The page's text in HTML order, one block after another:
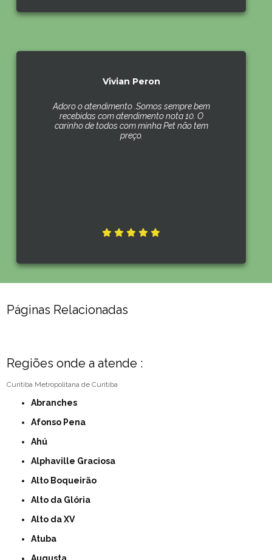
Vivian Peron
Adoro o atendimento .Somos sempre bem
recebidas com atendimento nota 10. O
carinho de todos com minha Pet não tem
preço.
Páginas Relacionadas
Regiões onde a atende :
Curitiba Metropolitana de Curitiba
Abranches
Afonso Pena
Ahú
Alphaville Graciosa
Alto Boqueirão
Alto da Glória
Alto da XV
Atuba